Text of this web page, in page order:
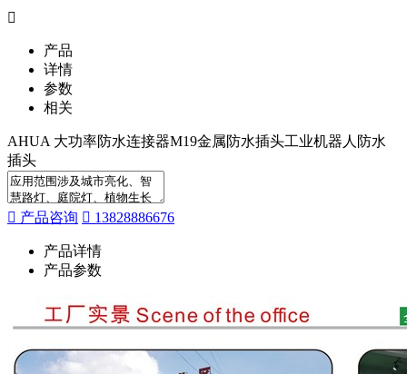
产品
详情
参数
相关
AHUA 大功率防水连接器M19金属防水插头工业机器人防水
插头
产品咨询 13828886676
产品详情
产品参数